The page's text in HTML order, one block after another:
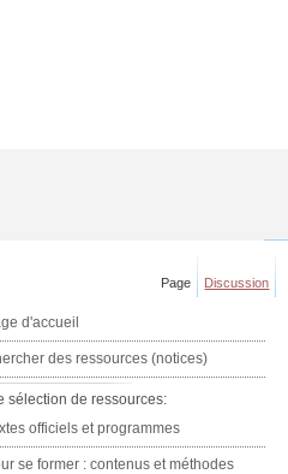
Page Discussion
d'accueil
des ressources (notices)
sélection de ressources:
officiels et programmes
se former : contenus et méthodes